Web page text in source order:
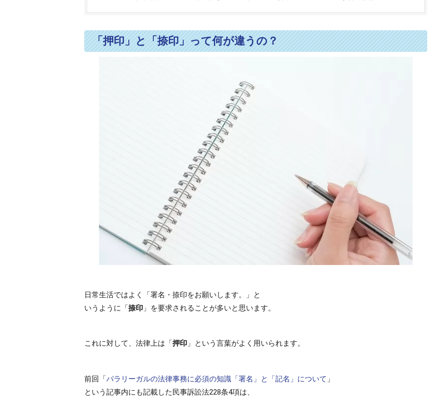
「押印」と「捺印」って何が違うの？
日常生活ではよく「署名・捺印をお願いします。」と
いうように「捺印 」を要求されることが多いと思います。
これに対して、法律上は「押印 」という言葉がよく用いられます。
前回「パラリーガルの法律事務に必須の知識「署名」と「記名」について 」
という記事内にも記載した民事訴訟法228条4項は、